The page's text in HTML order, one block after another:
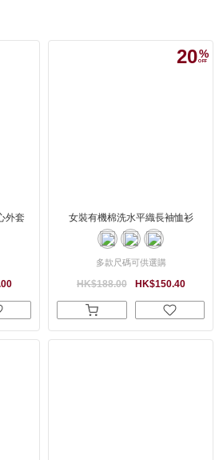
外套
20
女裝有機棉洗水平織長袖恤衫
多款尺碼可供選購
HK$150.40
HK$188.00